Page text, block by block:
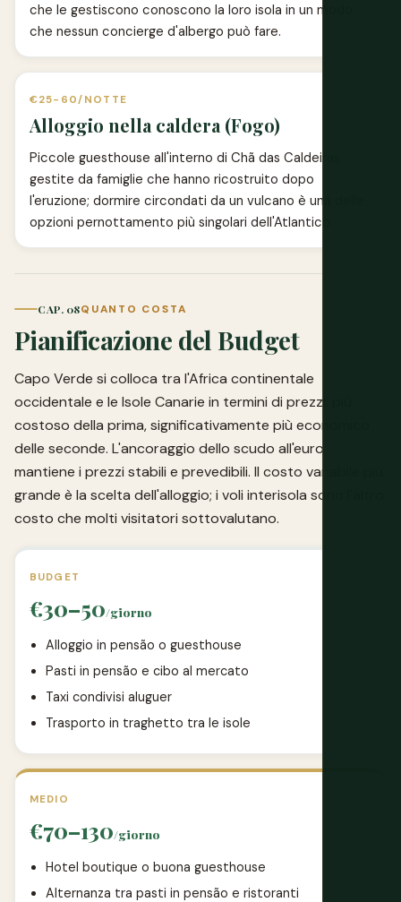
che le gestiscono conoscono la loro isola in un modo
che nessun concierge d'albergo può fare.
€25-60/NOTTE
Alloggio nella caldera (Fogo)
Piccole guesthouse all'interno di Chã das Caldeiras,
gestite da famiglie che hanno ricostruito dopo
l'eruzione; dormire circondati da un vulcano è una delle
opzioni pernottamento più singolari dell'Atlantico.
CAP. 08QUANTO COSTA
Pianificazione del Budget
Capo Verde si colloca tra l'Africa continentale
occidentale e le Isole Canarie in termini di prezzi: più
costoso della prima, significativamente più economico
delle seconde. L'ancoraggio dello scudo all'euro
mantiene i prezzi stabili e prevedibili. Il costo variabile più
grande è la scelta dell'alloggio; i voli interisola sono l'altro
costo che molti visitatori sottovalutano.
BUDGET
€30–50/giorno
Alloggio in pensão o guesthouse
Pasti in pensão e cibo al mercato
Taxi condivisi aluguer
Trasporto in traghetto tra le isole
MEDIO
€70–130/giorno
Hotel boutique o buona guesthouse
Alternanza tra pasti in pensão e ristoranti